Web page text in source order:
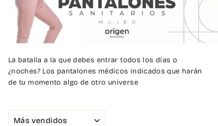
La batalla a la que debes entrar todos los días o
¿noches? Los pantalones médicos indicados que harán
de tu momento algo de otro universe